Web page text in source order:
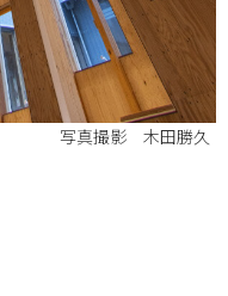
写真撮影 木田勝久